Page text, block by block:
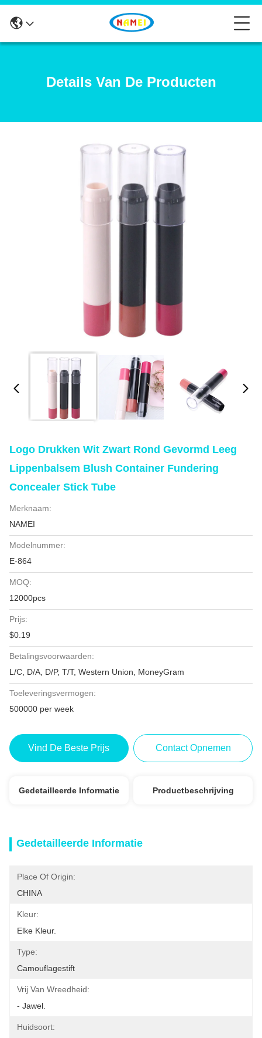
Details Van De Producten
Logo Drukken Wit Zwart Rond Gevormd Leeg
Lippenbalsem Blush Container Fundering
Concealer Stick Tube
Merknaam:
NAMEI
Modelnummer:
E-864
MOQ:
12000pcs
Prijs:
$0.19
Betalingsvoorwaarden:
L/C, D/A, D/P, T/T, Western Union, MoneyGram
Toeleveringsvermogen:
500000 per week
Vind De Beste Prijs Contact Opnemen
Gedetailleerde Informatie Productbeschrijving
Gedetailleerde Informatie
Place Of Origin:
CHINA
Kleur:
Elke Kleur.
Type:
Camouflagestift
Vrij Van Wreedheid:
- Jawel.
Huidsoort: